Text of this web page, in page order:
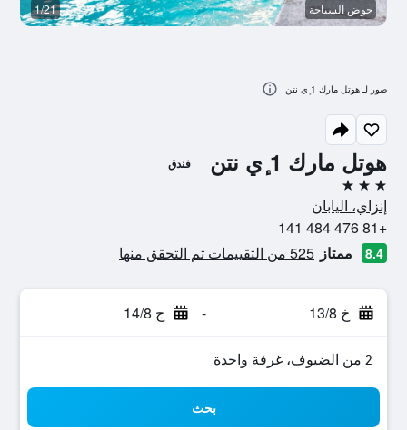
هوتل مارك 1 ٕي نتن فندق
3 نجوم
إنزاي، اليابان
+81 476 484 141
8.4 ممتاز 525 من التقييمات تم التحقق منها
خ 13/8 - ج 14/8
2 من الضيوف، غرفة واحدة
بحث
حوض السباحة 1/21
صور لـ هوتل مارك 1 ٕي نتن